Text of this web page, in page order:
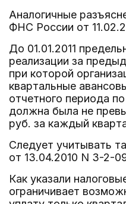
Аналогичные
ФНС России от
До 01.01.2011
реализации за
при которой
квартальные
отчетного периода
должна была не
руб. за каждый
Следует учитывать
от 13.04.2010 N 3-2-
Как указали
ограничивает